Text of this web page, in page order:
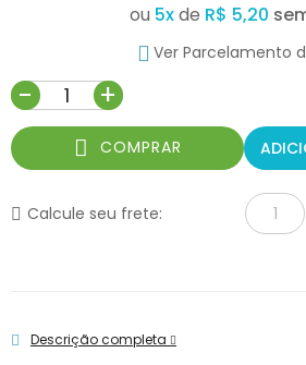
ou 5xde R$ 5,20
Ver Parcelamento
- +
COMPRAR
Calcule seu frete:
Descrição completa